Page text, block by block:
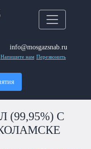
info@mosgazsnab.ru
Напишите нам Перезвонить
(99,95%) С